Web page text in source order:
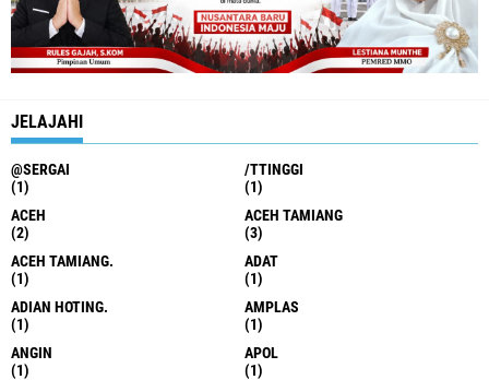
JELAJAHI
@SERGAI
(1)
/TTINGGI
(1)
ACEH
(2)
ACEH TAMIANG
(3)
ACEH TAMIANG.
(1)
ADAT
(1)
ADIAN HOTING.
(1)
AMPLAS
(1)
ANGIN
(1)
APOL
(1)